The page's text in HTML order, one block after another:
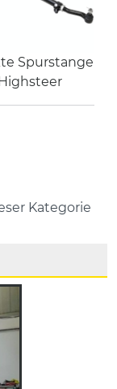
Spurstange
Kategorie